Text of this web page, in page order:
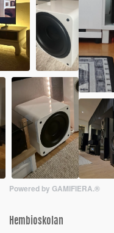
Powered by GAMIFIERA.®
Hembioskolan